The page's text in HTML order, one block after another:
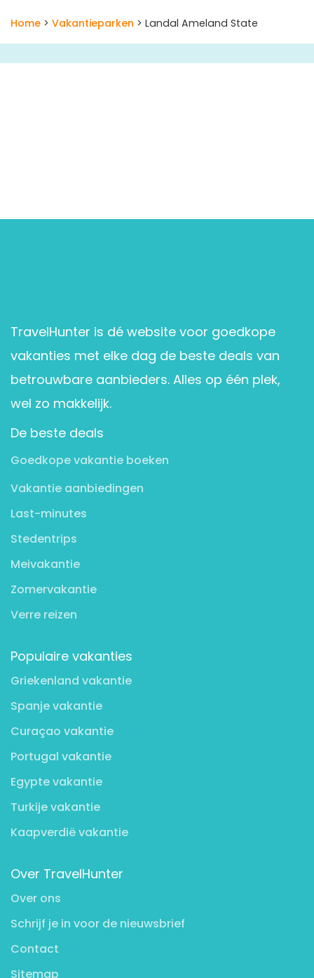
Home > Vakantieparken > Landal Ameland State
TravelHunter is dé website voor goedkope
vakanties met elke dag de beste deals van
betrouwbare aanbieders. Alles op één plek,
wel zo makkelijk.
De beste deals
Goedkope vakantie boeken
Vakantie aanbiedingen
Last-minutes
Stedentrips
Meivakantie
Zomervakantie
Verre reizen
Populaire vakanties
Griekenland vakantie
Spanje vakantie
Curaçao vakantie
Portugal vakantie
Egypte vakantie
Turkije vakantie
Kaapverdië vakantie
Over TravelHunter
Over ons
Schrijf je in voor de nieuwsbrief
Contact
Sitemap